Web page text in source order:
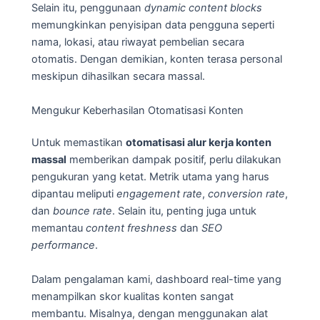
Selain itu, penggunaan dynamic content blocks
memungkinkan penyisipan data pengguna seperti
nama, lokasi, atau riwayat pembelian secara
otomatis. Dengan demikian, konten terasa personal
meskipun dihasilkan secara massal.
Mengukur Keberhasilan Otomatisasi Konten
Untuk memastikan otomatisasi alur kerja konten
massal memberikan dampak positif, perlu dilakukan
pengukuran yang ketat. Metrik utama yang harus
dipantau meliputi engagement rate, conversion rate,
dan bounce rate. Selain itu, penting juga untuk
memantau content freshness dan SEO
performance.
Dalam pengalaman kami, dashboard real-time yang
menampilkan skor kualitas konten sangat
membantu. Misalnya, dengan menggunakan alat